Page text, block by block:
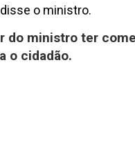
o ministro.
do ministro ter
o cidadão.